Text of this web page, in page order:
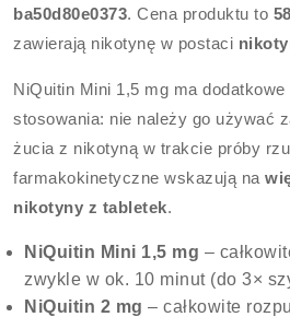
ba50d80e0373. Cena produktu to
zawierają nikotynę w postaci
NiQuitin Mini 1,5 mg ma
stosowania: nie należy go używać
żucia z nikotyną w trakcie próby
farmakokinetyczne wskazują na
nikotyny z tabletek.
NiQuitin Mini 1,5 mg –
zwykle w ok. 10 minut (do 3×
NiQuitin 2 mg – całkowite